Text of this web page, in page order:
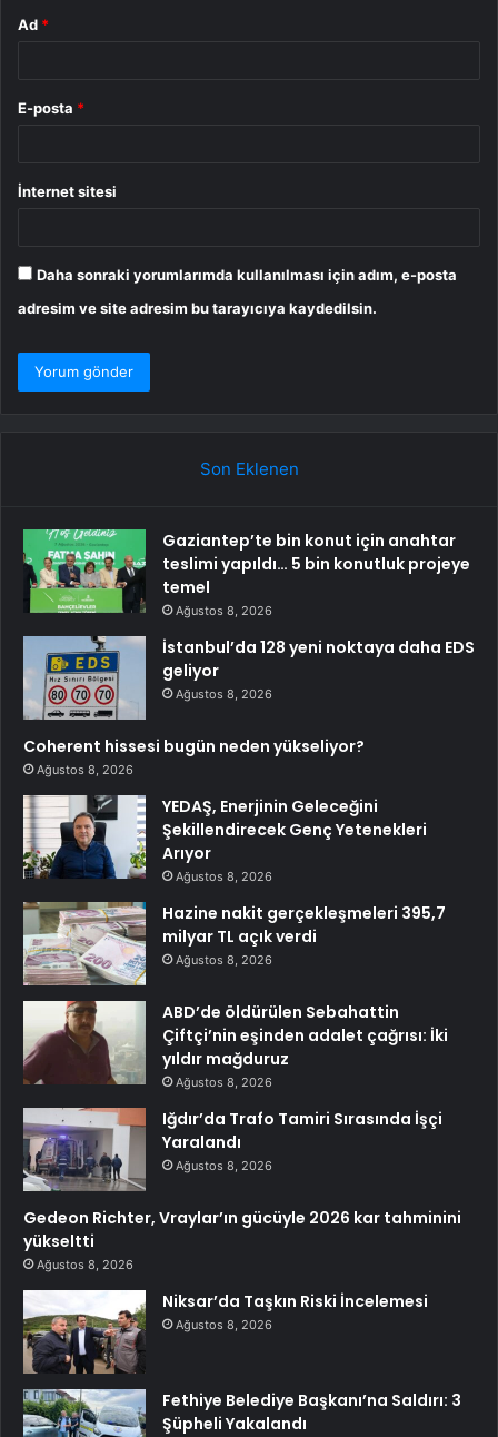
Ad *
E-posta *
İnternet sitesi
Daha sonraki yorumlarımda kullanılması için adım, e-posta
adresim ve site adresim bu tarayıcıya kaydedilsin.
Son Eklenen
Gaziantep’te bin konut için anahtar
teslimi yapıldı… 5 bin konutluk projeye
temel
Ağustos 8, 2026
İstanbul’da 128 yeni noktaya daha EDS
geliyor
Ağustos 8, 2026
Coherent hissesi bugün neden yükseliyor?
Ağustos 8, 2026
YEDAŞ, Enerjinin Geleceğini
Şekillendirecek Genç Yetenekleri
Arıyor
Ağustos 8, 2026
Hazine nakit gerçekleşmeleri 395,7
milyar TL açık verdi
Ağustos 8, 2026
ABD’de öldürülen Sebahattin
Çiftçi’nin eşinden adalet çağrısı: İki
yıldır mağduruz
Ağustos 8, 2026
Iğdır’da Trafo Tamiri Sırasında İşçi
Yaralandı
Ağustos 8, 2026
Gedeon Richter, Vraylar’ın gücüyle 2026 kar tahminini
yükseltti
Ağustos 8, 2026
Niksar’da Taşkın Riski İncelemesi
Ağustos 8, 2026
Fethiye Belediye Başkanı’na Saldırı: 3
Şüpheli Yakalandı